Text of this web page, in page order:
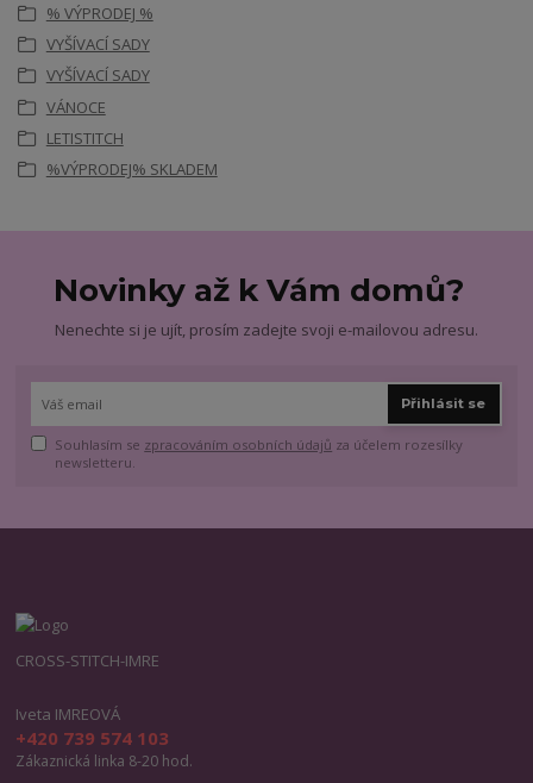
% VÝPRODEJ %
VYŠÍVACÍ SADY
VYŠÍVACÍ SADY
VÁNOCE
LETISTITCH
%VÝPRODEJ% SKLADEM
Novinky až k Vám domů?
Nenechte si je ujít, prosím zadejte svoji e-mailovou adresu.
Přihlásit se
Souhlasím se zpracováním osobních údajů za účelem rozesílky
newsletteru.
CROSS-STITCH-IMRE
Iveta IMREOVÁ
+420 739 574 103
Zákaznická linka 8-20 hod.